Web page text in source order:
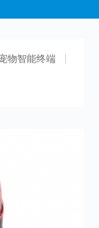
物智能终端